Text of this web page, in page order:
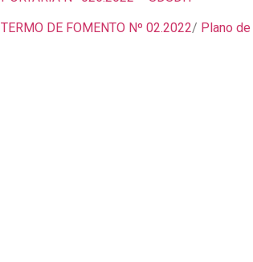
TERMO DE FOMENTO Nº 02.2022/ Plano